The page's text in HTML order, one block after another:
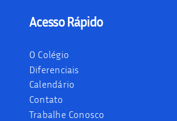
Acesso Rápido
O Colégio
Diferenciais
Calendário
Contato
Trabalhe Conosco